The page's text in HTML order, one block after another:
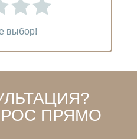
выбор!
ПРЯМО